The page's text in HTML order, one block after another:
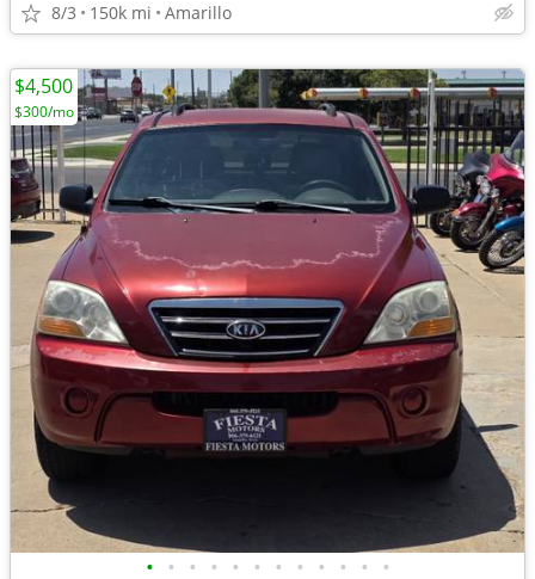
8/3 150k mi Amarillo
• • • • • • • • • • • •
$4,500
$300/mo